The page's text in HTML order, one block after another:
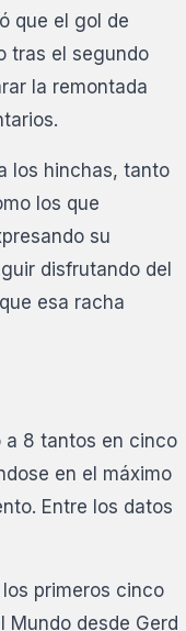
que el gol de
tras el segundo
la remontada
los hinchas, tanto
los que
su
disfrutando del
esa racha
a 8 tantos en cinco
en el máximo
Entre los datos
primeros cinco
Mundo desde Gerd